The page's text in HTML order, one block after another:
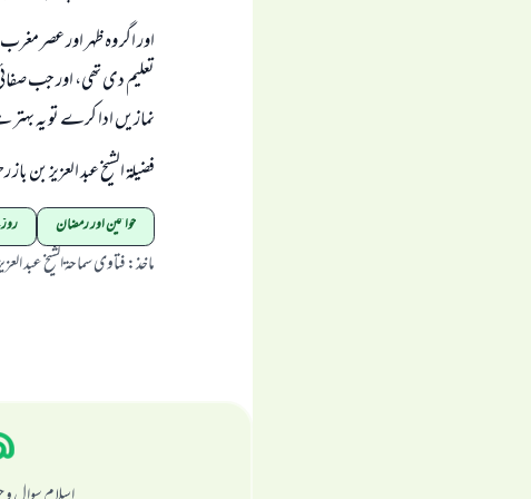
اور اگر وہ ظہر اور عصر
تعليم دى تھى، اور جب
نمازيں ادا كرے تو يہ بہتر
فضيلۃ الشيخ عبد العزيز بن باز
خواتین اور رمضان
ماخذ:فتاوی سماحۃ الشیخ عبد